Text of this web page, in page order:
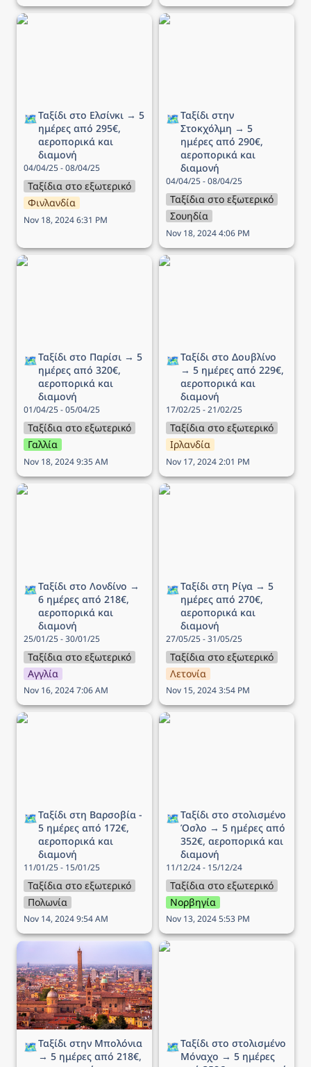
Ταξίδι στο Ελσίνκι → 5
🗺️Ταξίδι στο Ελσίνκι → 5
ημέρες από 295€,
αεροπορικά και
διαμονή
04/04/25 - 08/04/25
Ταξίδια στο εξωτερικό
Φινλανδία
Nov 18, 2024 6:31 PM
Ταξίδι στην Στοκχόλμη →
🗺️Ταξίδι στην
Στοκχόλμη → 5
ημέρες από 290€,
αεροπορικά και
διαμονή
04/04/25 - 08/04/25
Ταξίδια στο εξωτερικό
Σουηδία
Nov 18, 2024 4:06 PM
Ταξίδι στο Παρίσι → 5
🗺️Ταξίδι στο Παρίσι → 5
ημέρες από 320€,
αεροπορικά και
διαμονή
01/04/25 - 05/04/25
Ταξίδια στο εξωτερικό
Γαλλία
Nov 18, 2024 9:35 AM
Ταξίδι στο Δουβλίνο → 5
🗺️Ταξίδι στο Δουβλίνο
→ 5 ημέρες από 229€,
αεροπορικά και
διαμονή
17/02/25 - 21/02/25
Ταξίδια στο εξωτερικό
Ιρλανδία
Nov 17, 2024 2:01 PM
Ταξίδι στο Λονδίνο → 6
🗺️Ταξίδι στο Λονδίνο →
6 ημέρες από 218€,
αεροπορικά και
διαμονή
25/01/25 - 30/01/25
Ταξίδια στο εξωτερικό
Αγγλία
Nov 16, 2024 7:06 AM
Ταξίδι στη Ρίγα → 5
🗺️Ταξίδι στη Ρίγα → 5
ημέρες από 270€,
αεροπορικά και
διαμονή
27/05/25 - 31/05/25
Ταξίδια στο εξωτερικό
Λετονία
Nov 15, 2024 3:54 PM
Ταξίδι στη Βαρσοβία - 5
🗺️Ταξίδι στη Βαρσοβία -
5 ημέρες από 172€,
αεροπορικά και
διαμονή
11/01/25 - 15/01/25
Ταξίδια στο εξωτερικό
Πολωνία
Nov 14, 2024 9:54 AM
Ταξίδι στο στολισμένο
🗺️Ταξίδι στο στολισμένο
Όσλο → 5 ημέρες από
352€, αεροπορικά και
διαμονή
11/12/24 - 15/12/24
Ταξίδια στο εξωτερικό
Νορβηγία
Nov 13, 2024 5:53 PM
Ταξίδι στην Μπολόνια →
5 ημέρες από 218€,
αεροπορικά και διαμονή
🗺️Ταξίδι στην Μπολόνια
→ 5 ημέρες από 218€,
Ταξίδι στο στολισμένο
🗺️Ταξίδι στο στολισμένο
Μόναχο → 5 ημέρες